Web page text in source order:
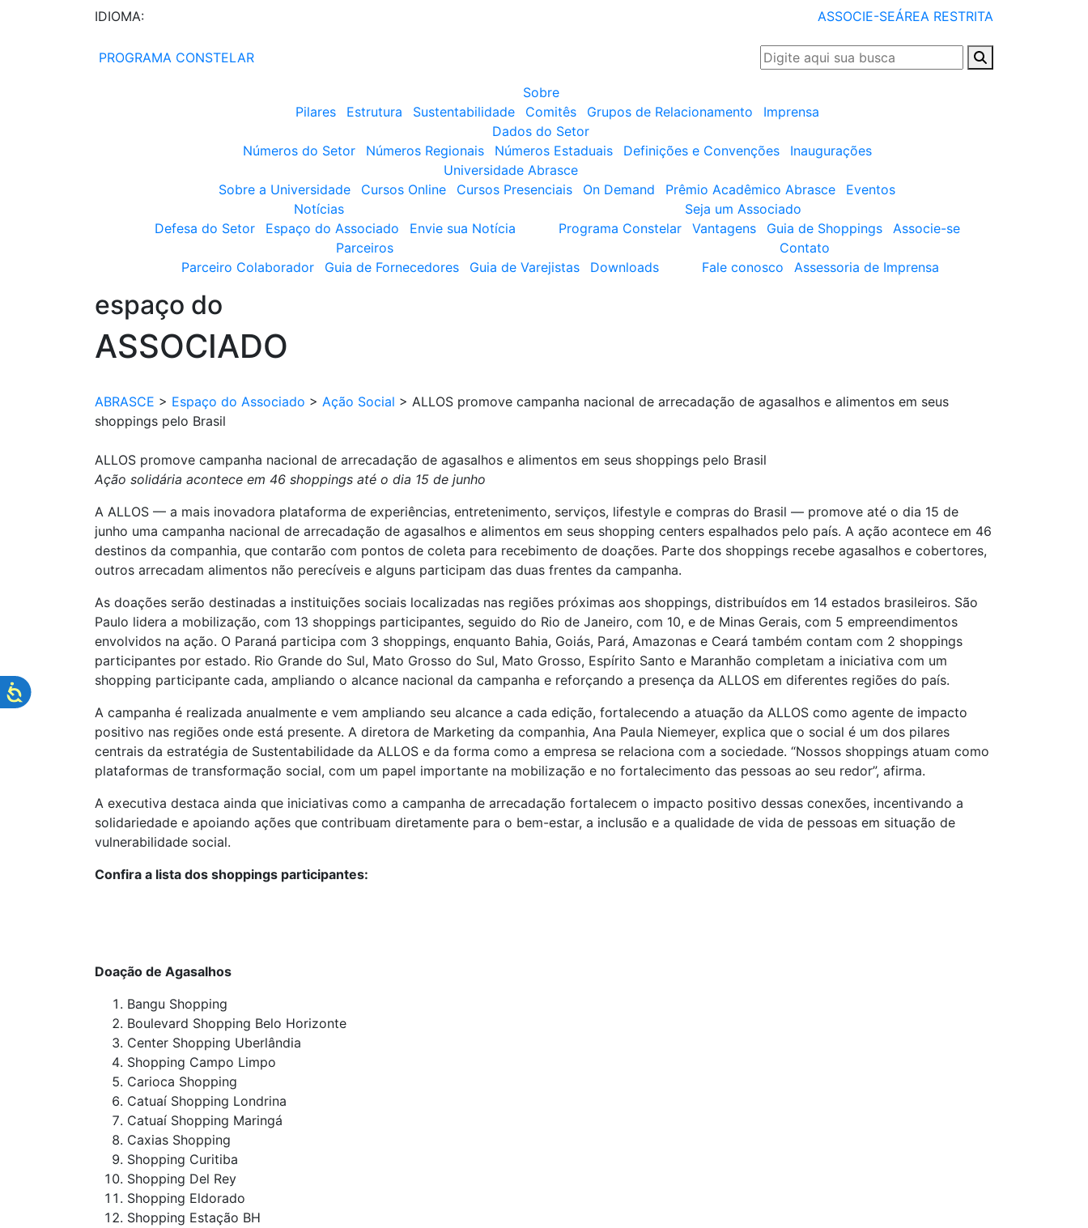
IDIOMA: ASSOCIE-SEÁREA RESTRITA
PROGRAMA CONSTELAR
Sobre
Pilares
Estrutura Sustentabilidade Comitês Grupos de Relacionamento
Imprensa
Dados do Setor
Números do Setor
Números Regionais Números Estaduais Definições e Convenções
Inaugurações
Universidade Abrasce
Sobre a Universidade
Cursos Online Cursos Presenciais On Demand Prêmio Acadêmico Abrasce
Eventos
Notícias
Defesa do Setor
Espaço do Associado Envie sua Notícia
Seja um Associado
Programa Constelar
Vantagens Guia de Shoppings
Associe-se
Parceiros
Parceiro Colaborador
Guia de Fornecedores Guia de Varejistas Downloads
Contato
Fale conosco
Assessoria de Imprensa
espaço do
ASSOCIADO
ABRASCE > Espaço do Associado > Ação Social > ALLOS promove campanha nacional de arrecadação de agasalhos e alimentos em seus
shoppings pelo Brasil
ALLOS promove campanha nacional de arrecadação de agasalhos e alimentos em seus shoppings pelo Brasil
Ação solidária acontece em 46 shoppings até o dia 15 de junho
A ALLOS — a mais inovadora plataforma de experiências, entretenimento, serviços, lifestyle e compras do Brasil — promove até o dia 15 de
junho uma campanha nacional de arrecadação de agasalhos e alimentos em seus shopping centers espalhados pelo país. A ação acontece em 46
destinos da companhia, que contarão com pontos de coleta para recebimento de doações. Parte dos shoppings recebe agasalhos e cobertores,
outros arrecadam alimentos não perecíveis e alguns participam das duas frentes da campanha.
As doações serão destinadas a instituições sociais localizadas nas regiões próximas aos shoppings, distribuídos em 14 estados brasileiros. São
Paulo lidera a mobilização, com 13 shoppings participantes, seguido do Rio de Janeiro, com 10, e de Minas Gerais, com 5 empreendimentos
envolvidos na ação. O Paraná participa com 3 shoppings, enquanto Bahia, Goiás, Pará, Amazonas e Ceará também contam com 2 shoppings
participantes por estado. Rio Grande do Sul, Mato Grosso do Sul, Mato Grosso, Espírito Santo e Maranhão completam a iniciativa com um
shopping participante cada, ampliando o alcance nacional da campanha e reforçando a presença da ALLOS em diferentes regiões do país.
A campanha é realizada anualmente e vem ampliando seu alcance a cada edição, fortalecendo a atuação da ALLOS como agente de impacto
positivo nas regiões onde está presente. A diretora de Marketing da companhia, Ana Paula Niemeyer, explica que o social é um dos pilares
centrais da estratégia de Sustentabilidade da ALLOS e da forma como a empresa se relaciona com a sociedade. “Nossos shoppings atuam como
plataformas de transformação social, com um papel importante na mobilização e no fortalecimento das pessoas ao seu redor”, afirma.
A executiva destaca ainda que iniciativas como a campanha de arrecadação fortalecem o impacto positivo dessas conexões, incentivando a
solidariedade e apoiando ações que contribuam diretamente para o bem-estar, a inclusão e a qualidade de vida de pessoas em situação de
vulnerabilidade social.
Confira a lista dos shoppings participantes:
Doação de Agasalhos
Bangu Shopping
Boulevard Shopping Belo Horizonte
Center Shopping Uberlândia
Shopping Campo Limpo
Carioca Shopping
Catuaí Shopping Londrina
Catuaí Shopping Maringá
Caxias Shopping
Shopping Curitiba
Shopping Del Rey
Shopping Eldorado
Shopping Estação BH